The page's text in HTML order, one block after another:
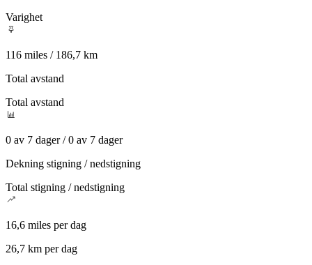
Varighet
116 miles / 186,7 km
Total avstand
Total avstand
0 av 7 dager / 0 av 7 dager
Dekning stigning / nedstigning
Total stigning / nedstigning
16,6 miles per dag
26,7 km per dag